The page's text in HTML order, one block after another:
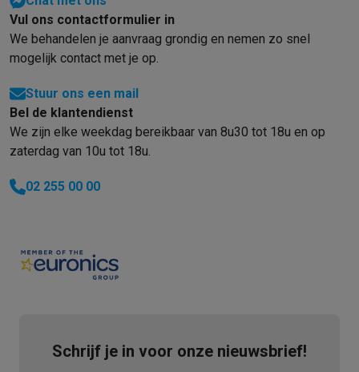
Vul ons contactformulier in
We behandelen je aanvraag grondig en nemen zo snel
mogelijk contact met je op.
Stuur ons een mail
Bel de klantendienst
We zijn elke weekdag bereikbaar van 8u30 tot 18u en op
zaterdag van 10u tot 18u.
02 255 00 00
Schrijf je in voor onze nieuwsbrief!